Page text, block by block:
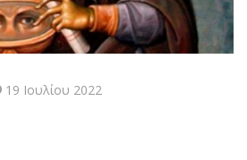
19 Ιουλίου 2022